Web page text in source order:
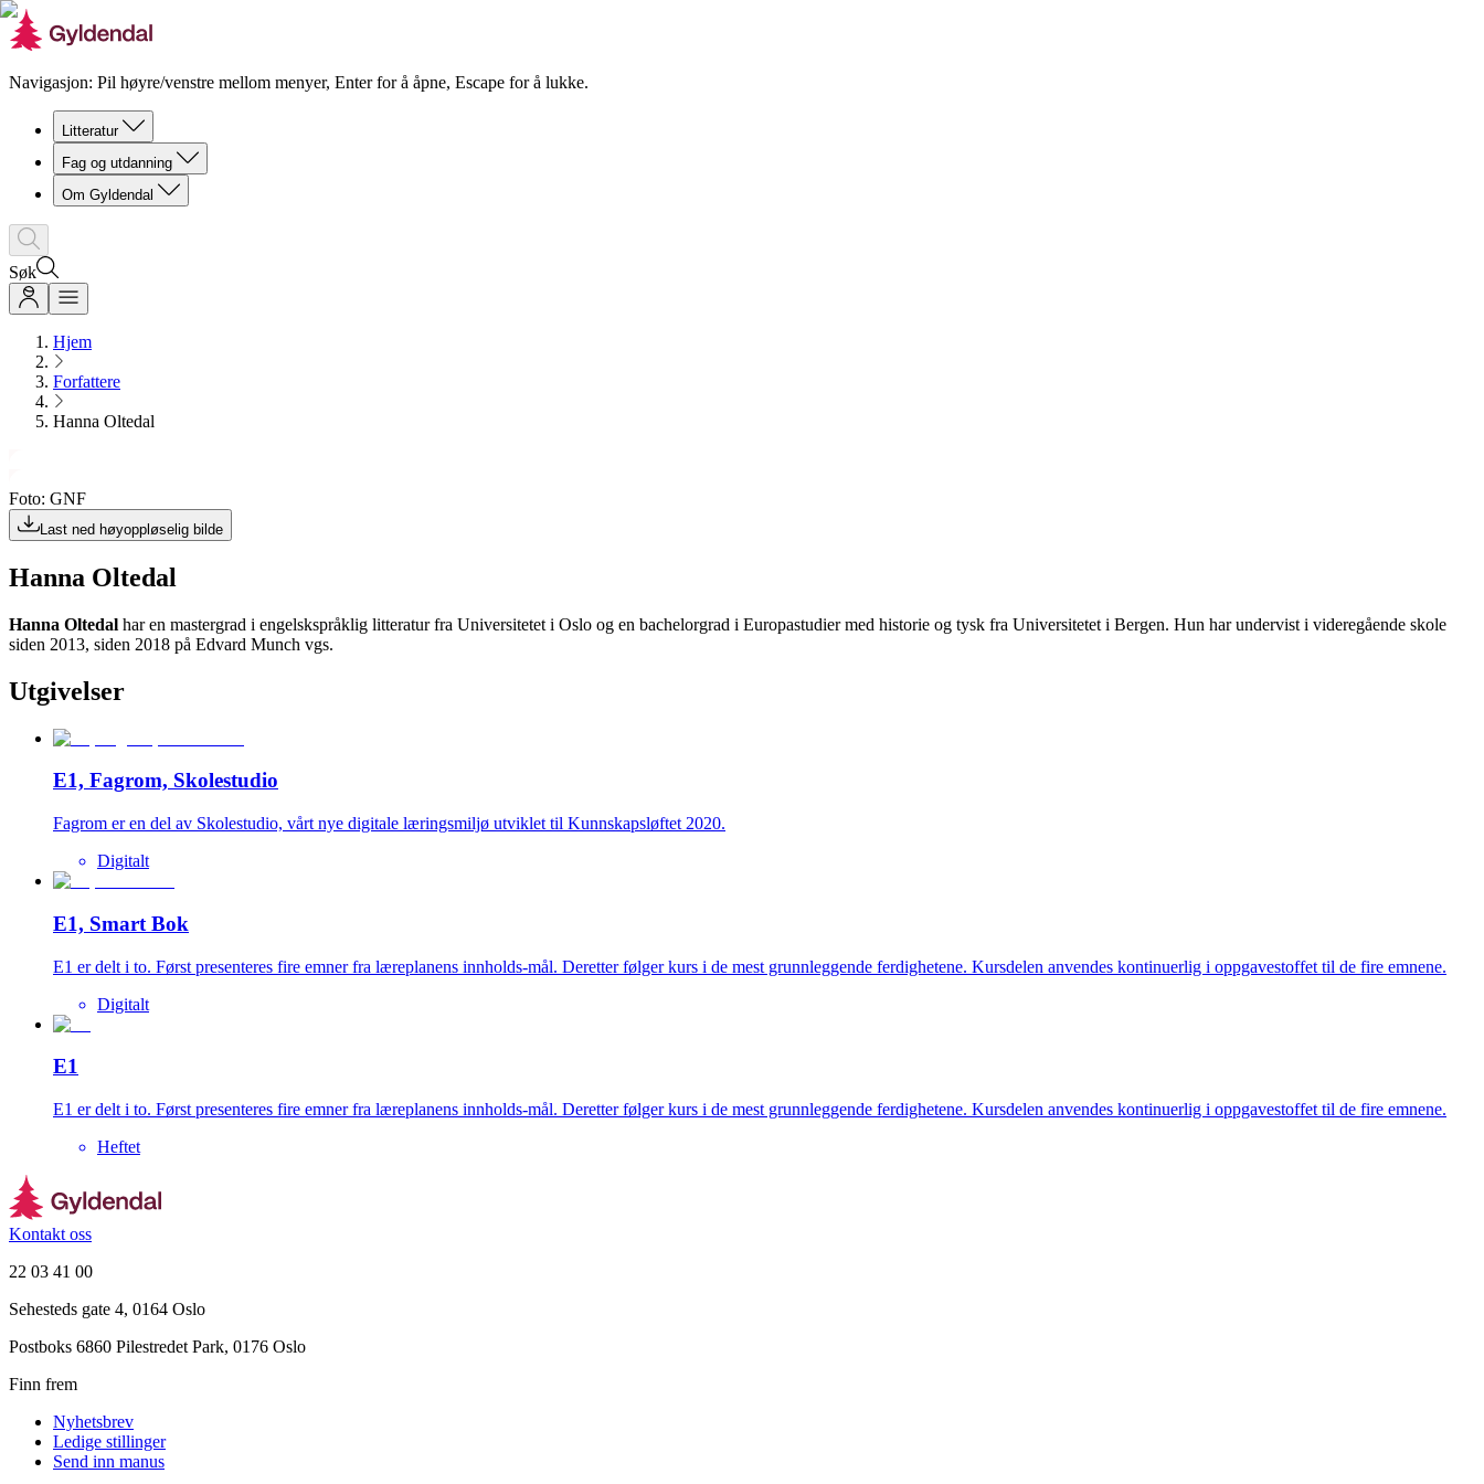
Navigasjon: Pil høyre/venstre mellom menyer, Enter for å åpne, Escape for å lukke.
Litteratur
Fag og utdanning
Om Gyldendal
Søk
Hjem
Forfattere
Hanna Oltedal
Foto: GNF
Last ned høyoppløselig bilde
Hanna Oltedal
Hanna Oltedal har en mastergrad i engelskspråklig litteratur fra Universitetet i Oslo og en bachelorgrad i Europastudier med historie og tysk fra Universitetet i Bergen. Hun har undervist i videregående skole
siden 2013, siden 2018 på Edvard Munch vgs.
Utgivelser
E1, Fagrom, Skolestudio
Fagrom er en del av Skolestudio, vårt nye digitale læringsmiljø utviklet til Kunnskapsløftet 2020.
Digitalt
E1, Smart Bok
E1 er delt i to. Først presenteres fire emner fra læreplanens innholds-mål. Deretter følger kurs i de mest grunnleggende ferdighetene. Kursdelen anvendes kontinuerlig i oppgavestoffet til de fire emnene.
Digitalt
E1
E1 er delt i to. Først presenteres fire emner fra læreplanens innholds-mål. Deretter følger kurs i de mest grunnleggende ferdighetene. Kursdelen anvendes kontinuerlig i oppgavestoffet til de fire emnene.
Heftet
Kontakt oss
22 03 41 00
Sehesteds gate 4, 0164 Oslo
Postboks 6860 Pilestredet Park, 0176 Oslo
Finn frem
Nyhetsbrev
Ledige stillinger
Send inn manus